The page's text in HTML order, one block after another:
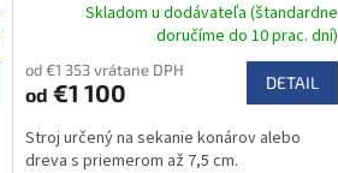
Skladom u dodávateľa (štandardne
doručíme do 10 prac. dní)
od €1 353 vrátane DPH
od €1 100 DETAIL
Stroj určený na sekanie konárov alebo
dreva s priemerom až 7,5 cm.